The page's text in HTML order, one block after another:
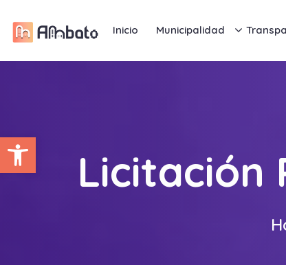
Abrir barra de herramientas
Inicio Municipalidad
Licitación